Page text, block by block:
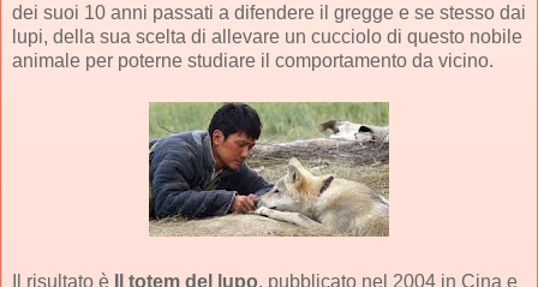
dei suoi 10 anni passati a difendere il gregge e se stesso dai
lupi, della sua scelta di allevare un cucciolo di questo nobile
animale per poterne studiare il comportamento da vicino.
Il risultato è Il totem del lupo, pubblicato nel 2004 in Cina e